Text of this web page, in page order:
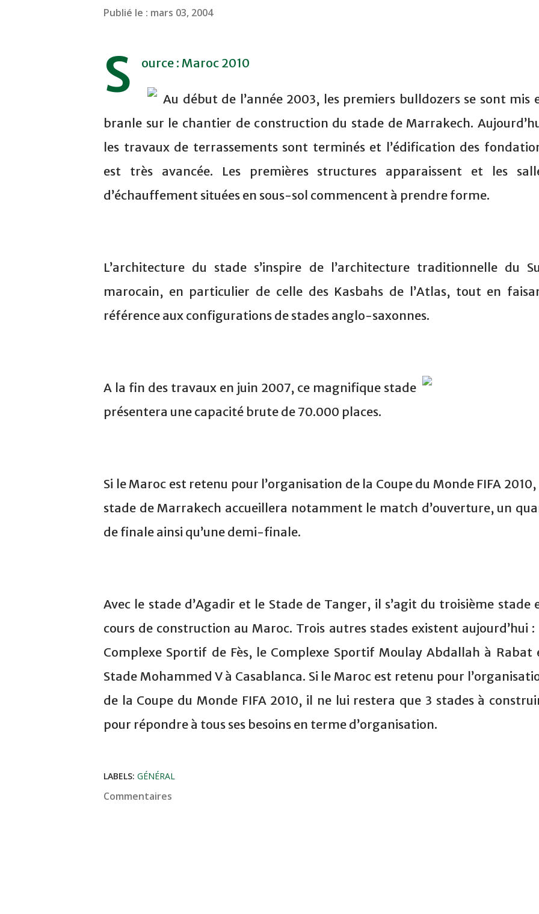
Publié le : mars 03, 2004
S ource : Maroc 2010
Au début de l’année 2003, les premiers bulldozers se sont mis
branle sur le chantier de construction du stade de Marrakech.
les travaux de terrassements sont terminés et l’édification des
est très avancée. Les premières structures apparaissent et les
d’échauffement situées en sous-sol commencent à prendre forme.
L’architecture du stade s’inspire de l’architecture traditionnelle du
marocain, en particulier de celle des Kasbahs de l’Atlas, tout en
référence aux configurations de stades anglo-saxonnes.
A la fin des travaux en juin 2007, ce magnifique stade
présentera une capacité brute de 70.000 places.
Si le Maroc est retenu pour l’organisation de la Coupe du Monde FIFA 2010,
stade de Marrakech accueillera notamment le match d’ouverture, un
de finale ainsi qu’une demi-finale.
Avec le stade d’Agadir et le Stade de Tanger, il s’agit du troisième stade
cours de construction au Maroc. Trois autres stades existent aujourd’hui :
Complexe Sportif de Fès, le Complexe Sportif Moulay Abdallah à Rabat
Stade Mohammed V à Casablanca. Si le Maroc est retenu pour
de la Coupe du Monde FIFA 2010, il ne lui restera que 3 stades à
pour répondre à tous ses besoins en terme d’organisation.
LABELS: GÉNÉRAL
Commentaires